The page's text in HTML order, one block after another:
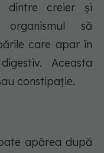
dintre creier și
să
care apar în
Aceasta
constipație.
apărea după